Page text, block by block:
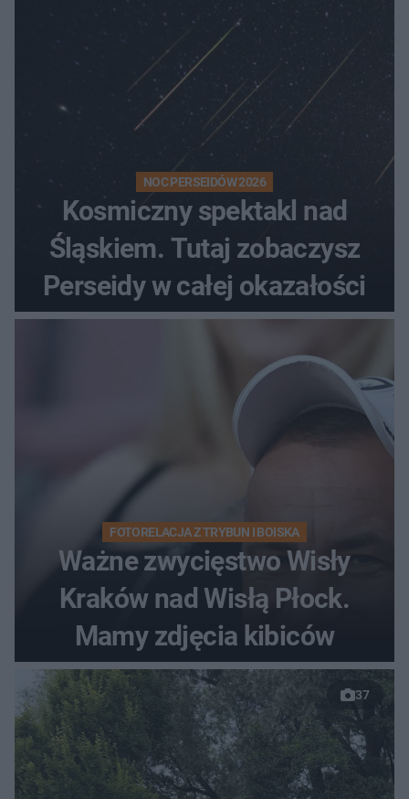
NOC PERSEIDÓW 2026
Kosmiczny spektakl nad
Śląskiem. Tutaj zobaczysz
Perseidy w całej okazałości
FOTORELACJA Z TRYBUN I BOISKA
Ważne zwycięstwo Wisły
Kraków nad Wisłą Płock.
Mamy zdjęcia kibiców
37